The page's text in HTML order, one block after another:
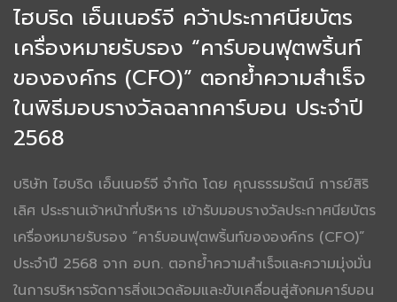
ไฮบริด เอ็นเนอร์จี คว้าประกาศนียบัตร
เครื่องหมายรับรอง “คาร์บอนฟุตพริ้นท์
ขององค์กร (CFO)” ตอกย้ำความสำเร็จ
ในพิธีมอบรางวัลฉลากคาร์บอน ประจำปี
2568
บริษัท ไฮบริด เอ็นเนอร์จี จำกัด โดย คุณธรรมรัตน์ การย์สิริ
เลิศ ประธานเจ้าหน้าที่บริหาร เข้ารับมอบรางวัลประกาศนียบัตร
เครื่องหมายรับรอง “คาร์บอนฟุตพริ้นท์ขององค์กร (CFO)”
ประจำปี 2568 จาก อบก. ตอกย้ำความสำเร็จและความมุ่งมั่น
ในการบริหารจัดการสิ่งแวดล้อมและขับเคลื่อนสู่สังคมคาร์บอน